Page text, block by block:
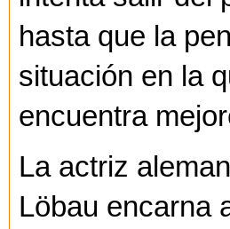
hasta que la
situación en la
encuentra
La actriz
Löbau encarna